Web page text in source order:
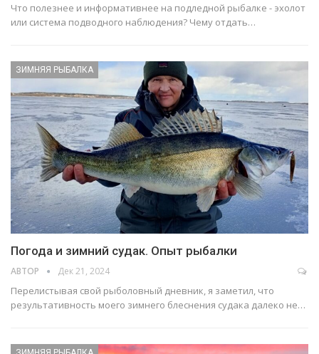
Что полезнее и информативнее на подледной рыбалке - эхолот
или система подводного наблюдения? Чему отдать…
ЗИМНЯЯ РЫБАЛКА
Погода и зимний судак. Опыт рыбалки
АВТОР Дек 21, 2024
Перелистывая свой рыболовный дневник, я заметил, что
результативность моего зимнего блеснения судака далеко не…